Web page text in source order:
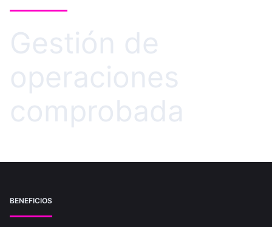
Gestión de
operaciones
comprobada
BENEFICIOS